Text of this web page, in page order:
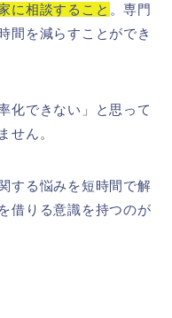
に相談すること 。専門
間を減らすことができ
化できない」と思って
せん。
する悩みを短時間で解
借りる意識を持つのが